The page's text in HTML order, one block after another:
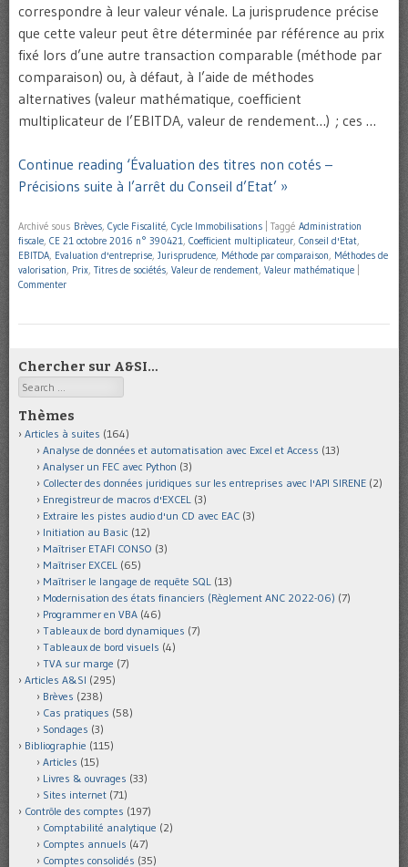
correspondre à leur valeur vénale. La jurisprudence précise
que cette valeur peut être déterminée par référence au prix
fixé lors d’une autre transaction comparable (méthode par
comparaison) ou, à défaut, à l’aide de méthodes
alternatives (valeur mathématique, coefficient
multiplicateur de l’EBITDA, valeur de rendement…) ; ces …
Continue reading ‘Évaluation des titres non cotés –
Précisions suite à l’arrêt du Conseil d’Etat’ »
Archivé sous Brèves, Cycle Fiscalité, Cycle Immobilisations Taggé Administration
fiscale, CE 21 octobre 2016 n° 390421, Coefficient multiplicateur, Conseil d'Etat,
EBITDA, Evaluation d'entreprise, Jurisprudence, Méthode par comparaison, Méthodes de
valorisation, Prix, Titres de sociétés, Valeur de rendement, Valeur mathématique
Commenter
Chercher sur A&SI…
Search
Thèmes
Articles à suites (164)
Analyse de données et automatisation avec Excel et Access (13)
Analyser un FEC avec Python (3)
Collecter des données juridiques sur les entreprises avec l'API SIRENE (2)
Enregistreur de macros d'EXCEL (3)
Extraire les pistes audio d'un CD avec EAC (3)
Initiation au Basic (12)
Maîtriser ETAFI CONSO (3)
Maîtriser EXCEL (65)
Maîtriser le langage de requête SQL (13)
Modernisation des états financiers (Règlement ANC 2022-06) (7)
Programmer en VBA (46)
Tableaux de bord dynamiques (7)
Tableaux de bord visuels (4)
TVA sur marge (7)
Articles A&SI (295)
Brèves (238)
Cas pratiques (58)
Sondages (3)
Bibliographie (115)
Articles (15)
Livres & ouvrages (33)
Sites internet (71)
Contrôle des comptes (197)
Comptabilité analytique (2)
Comptes annuels (47)
Comptes consolidés (35)